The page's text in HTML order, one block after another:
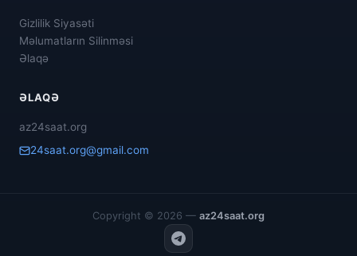
Gizlilik Siyasəti
Məlumatların Silinməsi
Əlaqə
ƏLAQƏ
az24saat.org
24saat.org@gmail.com
Copyright © 2026 — az24saat.org